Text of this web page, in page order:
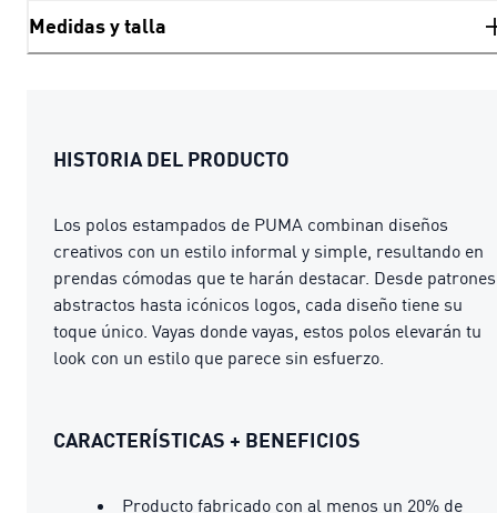
Medidas y talla
HISTORIA DEL PRODUCTO
Los polos estampados de PUMA combinan diseños
creativos con un estilo informal y simple, resultando en
prendas cómodas que te harán destacar. Desde patrones
abstractos hasta icónicos logos, cada diseño tiene su
toque único. Vayas donde vayas, estos polos elevarán tu
look con un estilo que parece sin esfuerzo.
CARACTERÍSTICAS + BENEFICIOS
Producto fabricado con al menos un 20% de